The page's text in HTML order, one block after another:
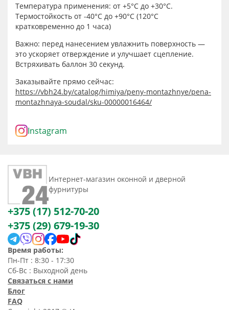
Температура применения: от +5°C до +30°C.
Термостойкость от -40°C до +90°C (120°C
кратковременно до 1 часа)
Важно: перед нанесением увлажнить поверхность —
это ускоряет отверждение и улучшает сцепление.
Встряхивать баллон 30 секунд.
Заказывайте прямо сейчас:
https://vbh24.by/catalog/himiya/peny-montazhnye/pena-
montazhnaya-soudal/sku-00000016464/
Instagram
Интернет-магазин оконной и дверной
фурнитуры
+375 (17) 512-70-20
+375 (29) 679-19-30
Время работы:
Пн-Пт : 8:30 - 17:30
Сб-Вс : Выходной день
Связаться с нами
Блог
FAQ